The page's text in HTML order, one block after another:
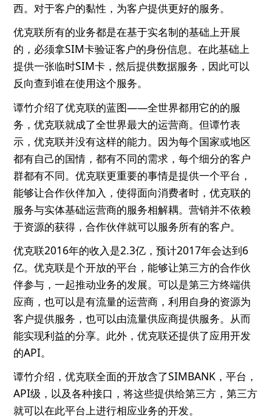
西。对于客户的黏性，为客户提供更好的服务。
优克联所有的业务都是在基于实名制的基础上开展
的，必须拿SIM卡验证客户的身份信息。在此基础上
提供一张临时SIM卡，然后提供数据服务，因此可以
反向查到谁在使用这个服务。
谭竹介绍了优克联的蓝图——全世界都用它的的服
务，优克联就成了全世界最大的运营商。但谭竹表
示，优克联并没有这样的能力。因为每个国家或地区
都有自己的国情，都有不同的需求，每个细分的客户
群都有不同。优克联更重要的事情是提供一个平台，
能够让合作伙伴加入，使得面向消费者时，优克联的
服务与实体基础运营商的服务相解耦。营销并不依赖
于资源的获得，合作伙伴就可以服务所有的客户。
优克联2016年的收入是2.3亿，预计2017年会达到6
亿。优克联是个开放的平台，能够让第三方的合作伙
伴参与，一起推动业务的发展。可以是第三方终端供
应商，也可以是有流量的运营商，利用自身的资源为
客户提供服务，也可以由流量供应商提供服务。从而
能实现利益的分享。此外，优克联还提供了应用开发
的API。
谭竹介绍，优克联全面的开放含了SIMBANK，平台，
API级，以及各种接口，将这些提供给第三方，第三方
就可以在此平台上进行相应业务的开发。